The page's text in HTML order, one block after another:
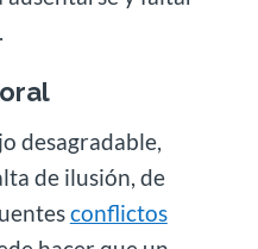
desagradable,
de ilusión, de
conflictos